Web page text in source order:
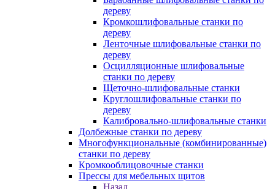
дереву
Кромкошлифовальные станки по
дереву
Ленточные шлифовальные станки по
дереву
Осцилляционные шлифовальные
станки по дереву
Щеточно-шлифовальные станки
Круглошлифовальные станки по
дереву
Калибровально-шлифовальные станки
Долбежные станки по дереву
Многофункциональные (комбинированные)
станки по дереву
Кромкооблицовочные станки
Прессы для мебельных щитов
Назад